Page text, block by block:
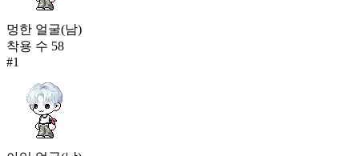
멍한 얼굴(남)
착용 수 58
#1